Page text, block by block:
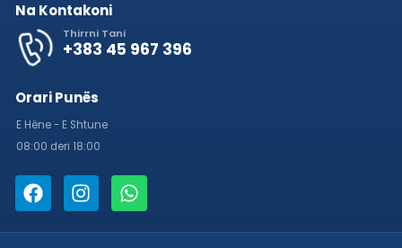
Na Kontakoni
Thirrni Tani
+383 45 967 396
Orari Punës
E Hëne - E Shtune
08:00 deri 18:00